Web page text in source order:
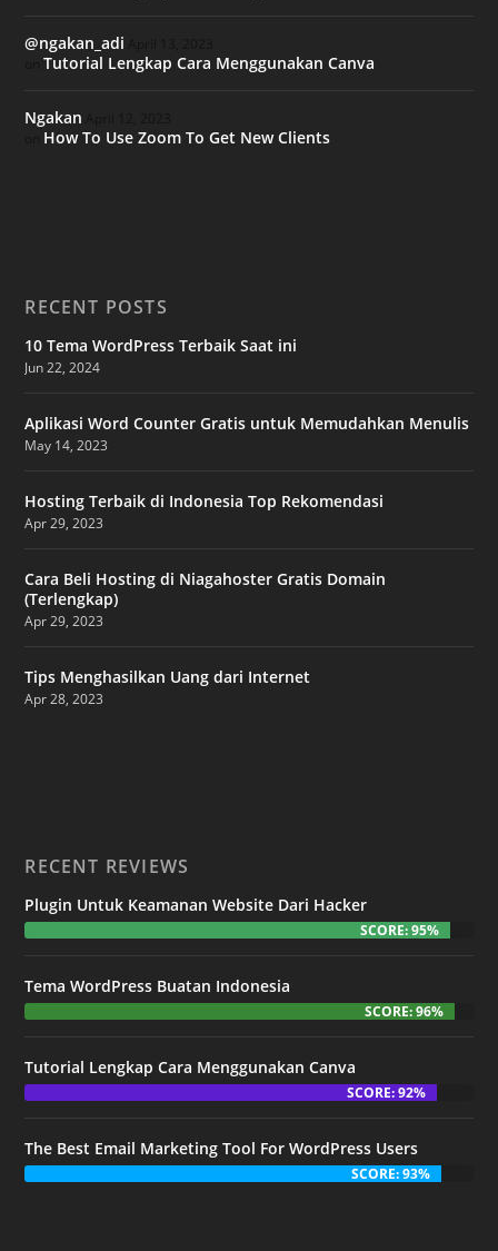
@ngakan_adi
onTutorial Lengkap Cara Menggunakan Canva
Ngakan
How To Use Zoom To Get New Clients
RECENT POSTS
10 Tema WordPress Terbaik Saat ini
Jun 22, 2024
Aplikasi Word Counter Gratis untuk Memudahkan Menulis
May 14, 2023
Hosting Terbaik di Indonesia Top Rekomendasi
Apr 29, 2023
Cara Beli Hosting di Niagahoster Gratis Domain
(Terlengkap)
Apr 29, 2023
Tips Menghasilkan Uang dari Internet
Apr 28, 2023
RECENT REVIEWS
Plugin Untuk Keamanan Website Dari Hacker
SCORE: 95%
Tema WordPress Buatan Indonesia
SCORE: 96%
Tutorial Lengkap Cara Menggunakan Canva
SCORE: 92%
The Best Email Marketing Tool For WordPress Users
SCORE: 93%